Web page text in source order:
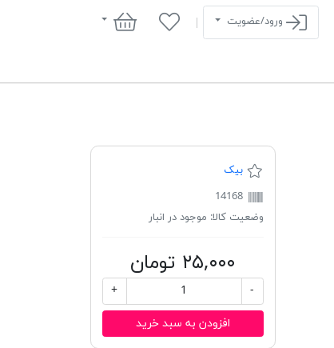
ورود/عضویت سبد خرید
بیک
14168
وضعیت کالا: موجود در انبار
۲۵,۰۰۰ تومان
-
+
افزودن به سبد خرید